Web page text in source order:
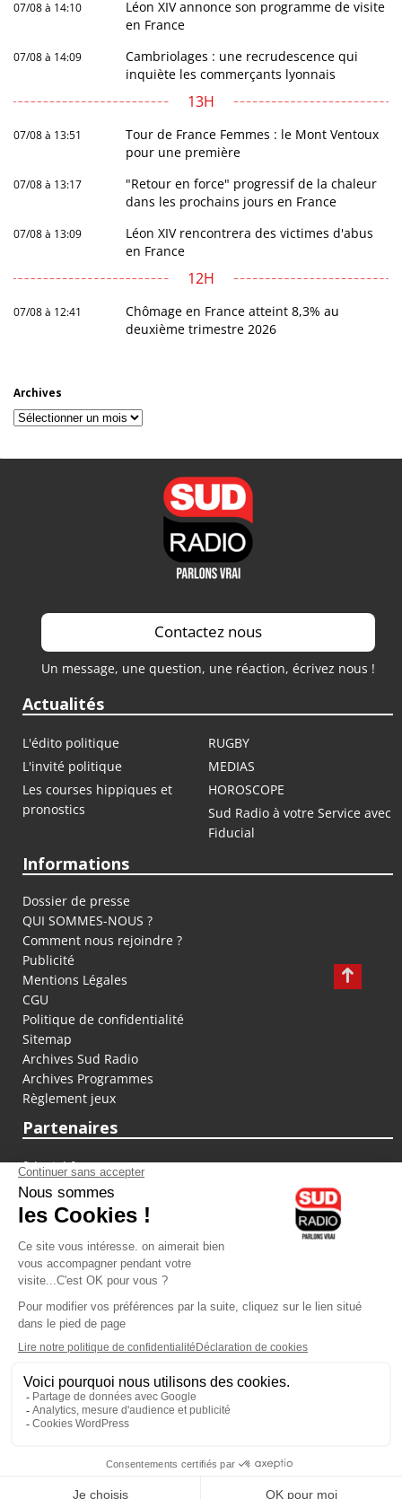
07/08 à 14:10
Léon XIV annonce son programme de visite
en France
07/08 à 14:09
Cambriolages : une recrudescence qui
inquiète les commerçants lyonnais
13H
07/08 à 13:51
Tour de France Femmes : le Mont Ventoux
pour une première
07/08 à 13:17
"Retour en force" progressif de la chaleur
dans les prochains jours en France
07/08 à 13:09
Léon XIV rencontrera des victimes d'abus
en France
12H
07/08 à 12:41
Chômage en France atteint 8,3% au
deuxième trimestre 2026
Archives
Archives
Contactez nous
Un message, une question, une réaction, écrivez nous !
Actualités
L'édito politique
RUGBY
L'invité politique
MEDIAS
Les courses hippiques et
pronostics
HOROSCOPE
Sud Radio à votre Service avec
Fiducial
Informations
Dossier de presse
QUI SOMMES-NOUS ?
Comment nous rejoindre ?
Publicité
Mentions Légales
CGU
Politique de confidentialité
Sitemap
Archives Sud Radio
Archives Programmes
Règlement jeux
Partenaires
fiducial.fr
lyoncapitale.fr
olympique-et-lyonnais.com
L'application Iphone / Android
Téléchargez l'application
Les cookies
Gestion des cookies
Crédit photos : ©Sud Radio / Pierre Olivier
Animateur
Animateur